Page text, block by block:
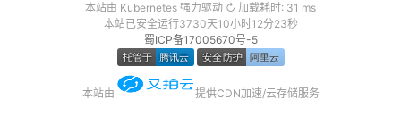
关于
本站由 Kubernetes 强力驱动 ↻ 加载耗时: 31 ms
本站已安全运行3730天10小时12分23秒
蜀ICP备17005670号-5
本站由 提供CDN加速/云存储服务